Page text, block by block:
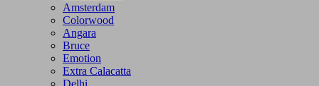
Amsterdam
Colorwood
Angara
Bruce
Emotion
Extra Calacatta
Delhi